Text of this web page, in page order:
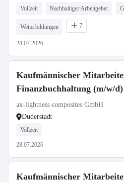
Vollzeit Nachhaltiger Arbeitgeber
Weiterbildungen 7
28.07.2026
Kaufmännischer
Finanzbuchhaltung (m/w/d)
ax-lightness composites GmbH
Duderstadt
Vollzeit
28.07.2026
Kaufmännischer